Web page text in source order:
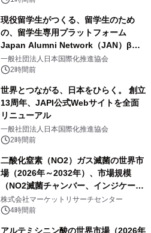
現役留学生がつくる、留学生のため
の、留学生専用プラットフォーム
Japan Alumni Network（JAN）β版
をリリース
一般社団法人日本国際化推進協会
2時間前
世界とつながる、日本をひらく。 創立
13周年、JAPI公式Webサイトを全面
リニューアル
一般社団法人日本国際化推進協会
2時間前
二酸化窒素（NO2）ガス滅菌の世界市
場（2026年～2032年）、市場規模
（NO2滅菌チャンバー、インジケータ
ーおよびモニタリングシステム、その
他）・分析レポートを発表
株式会社マーケットリサーチセンター
4時間前
アルテミシニン酸の世界市場（2026年